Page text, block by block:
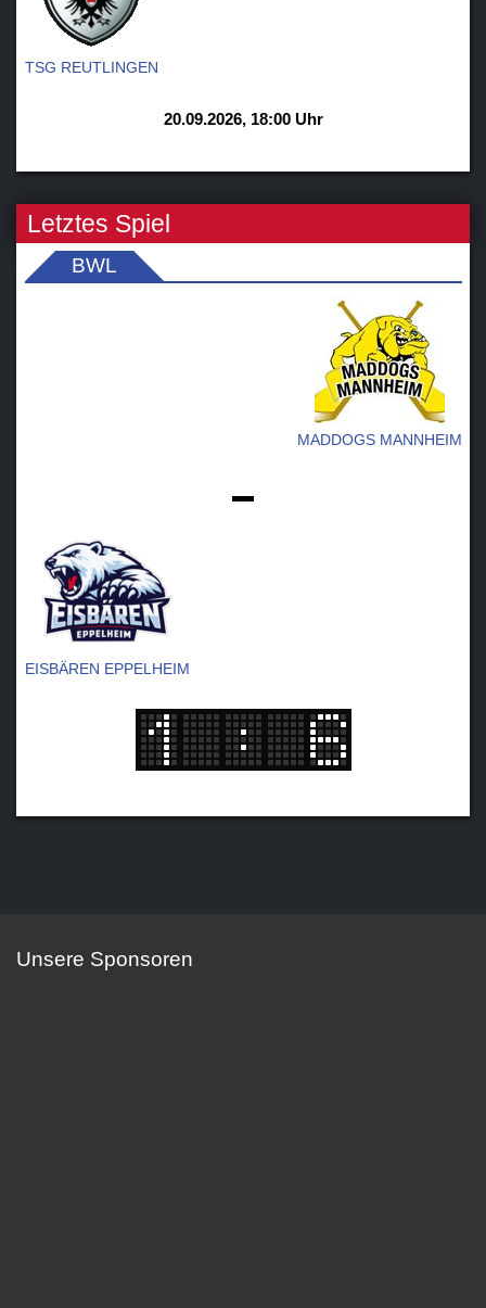
TSG REUTLINGEN
20.09.2026, 18:00 Uhr
Letztes Spiel
BWL
MADDOGS MANNHEIM
-
EISBÄREN EPPELHEIM
Unsere Sponsoren